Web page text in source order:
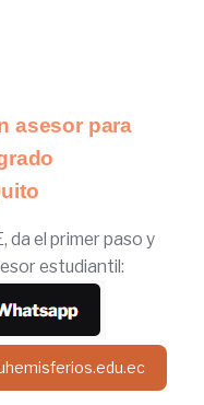
asesor para
da el primer paso y
estudiantil: